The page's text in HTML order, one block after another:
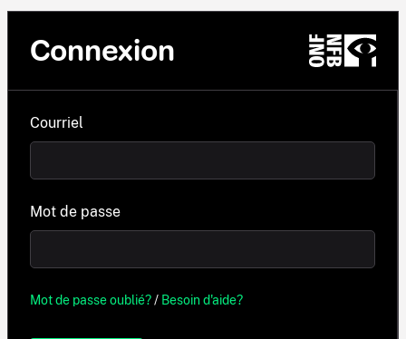
Connexion
Courriel
Mot de passe
Mot de passe oublié?/ Besoin d'aide?